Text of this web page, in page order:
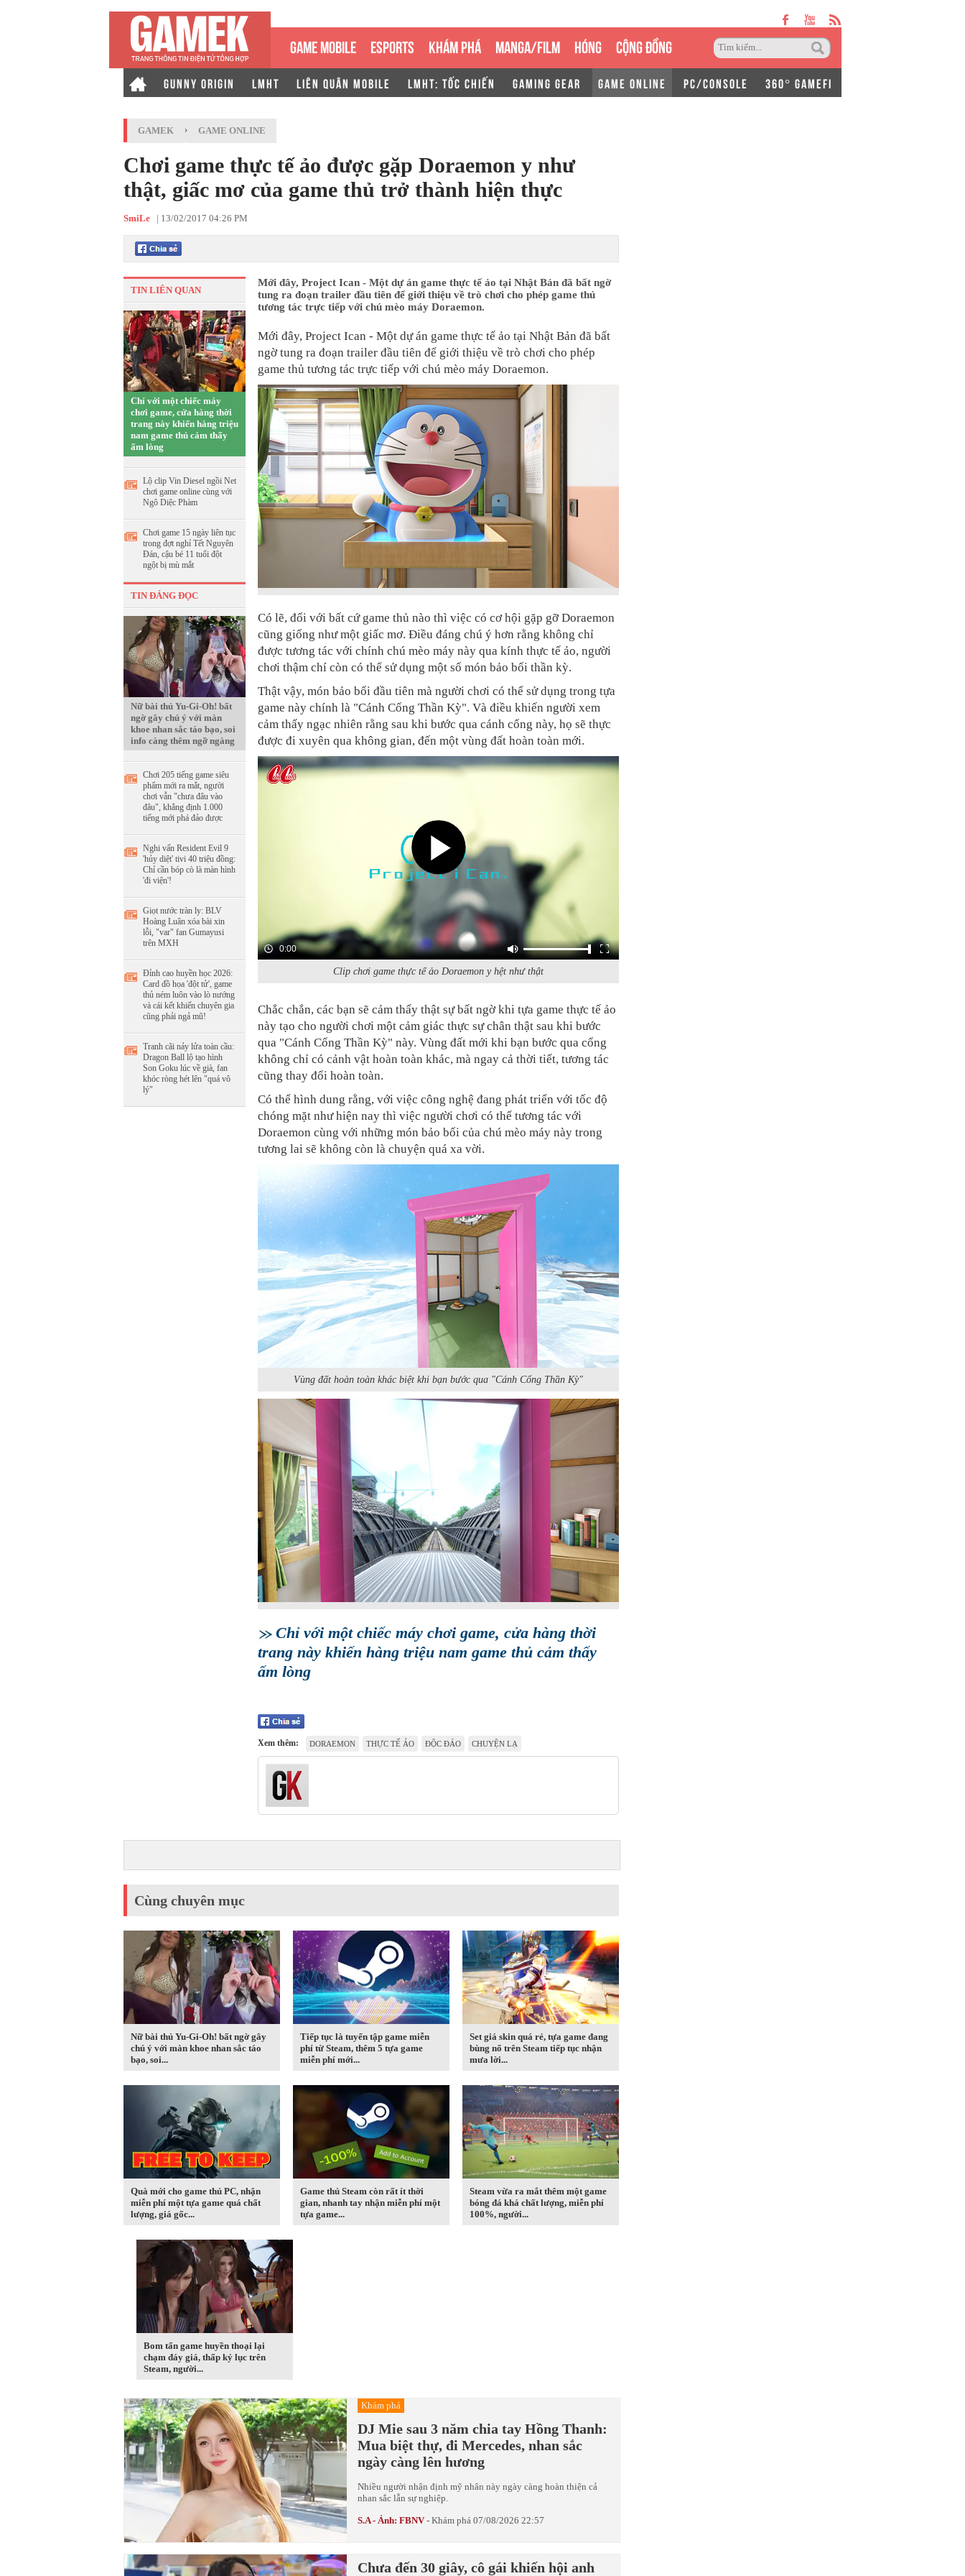
GAME MOBILE ESPORTS KHÁM PHÁ MANGA/FILM HÓNG CỘNG ĐỒNG
GUNNY ORIGIN LMHT LIÊN QUÂN MOBILE LMHT: TỐC CHIẾN GAMING GEAR GAME ONLINE PC/CONSOLE 360° GAMEFI
GAMEK › GAME ONLINE
Chơi game thực tế ảo được gặp Doraemon y như
thật, giấc mơ của game thủ trở thành hiện thực
SmiLe | 13/02/2017 04:26 PM
TIN LIÊN QUAN
Chỉ với một chiếc máy
chơi game, cửa hàng thời
trang này khiến hàng triệu
nam game thủ cảm thấy
ấm lòng
Lộ clip Vin Diesel ngồi Net
chơi game online cùng với
Ngô Diệc Phàm
Chơi game 15 ngày liên tục
trong đợt nghỉ Tết Nguyên
Đán, cậu bé 11 tuổi đột
ngột bị mù mắt
TIN ĐÁNG ĐỌC
Nữ bài thủ Yu-Gi-Oh! bất
ngờ gây chú ý với màn
khoe nhan sắc táo bạo, soi
info càng thêm ngỡ ngàng
Chơi 205 tiếng game siêu
phẩm mới ra mắt, người
chơi vẫn "chưa đâu vào
đâu", khẳng định 1.000
tiếng mới phá đảo được
Nghi vấn Resident Evil 9
'hủy diệt' tivi 40 triệu đồng:
Chỉ cần bóp cò là màn hình
'đi viện'!
Giọt nước tràn ly: BLV
Hoàng Luân xóa bài xin
lỗi, "var" fan Gumayusi
trên MXH
Đỉnh cao huyền học 2026:
Card đồ họa 'đột tử', game
thủ ném luôn vào lò nướng
và cái kết khiến chuyên gia
cũng phải ngả mũ!
Tranh cãi nảy lửa toàn cầu:
Dragon Ball lộ tạo hình
Son Goku lúc về già, fan
khóc ròng hét lên "quá vô
lý"
Mới đây, Project Ican - Một dự án game thực tế ảo tại Nhật Bản đã bất ngờ
tung ra đoạn trailer đầu tiên để giới thiệu về trò chơi cho phép game thủ
tương tác trực tiếp với chú mèo máy Doraemon.
Mới đây, Project Ican - Một dự án game thực tế ảo tại Nhật Bản đã bất
ngờ tung ra đoạn trailer đầu tiên để giới thiệu về trò chơi cho phép
game thủ tương tác trực tiếp với chú mèo máy Doraemon.
Có lẽ, đối với bất cứ game thủ nào thì việc có cơ hội gặp gỡ Doraemon
cũng giống như một giấc mơ. Điều đáng chú ý hơn rằng không chỉ
được tương tác với chính chú mèo máy này qua kính thực tế ảo, người
chơi thậm chí còn có thể sử dụng một số món bảo bối thần kỳ.
Thật vậy, món bảo bối đầu tiên mà người chơi có thể sử dụng trong tựa
game này chính là "Cánh Cổng Thần Kỳ". Và điều khiến người xem
cảm thấy ngạc nhiên rằng sau khi bước qua cánh cổng này, họ sẽ thực
được đi xuyên qua không gian, đến một vùng đất hoàn toàn mới.
0:00
Clip chơi game thực tế ảo Doraemon y hệt như thật
Chắc chắn, các bạn sẽ cảm thấy thật sự bất ngờ khi tựa game thực tế ảo
này tạo cho người chơi một cảm giác thực sự chân thật sau khi bước
qua "Cánh Cổng Thần Kỳ" này. Vùng đất mới khi bạn bước qua cổng
không chỉ có cảnh vật hoàn toàn khác, mà ngay cả thời tiết, tương tác
cũng thay đổi hoàn toàn.
Có thể hình dung rằng, với việc công nghệ đang phát triển với tốc độ
chóng mặt như hiện nay thì việc người chơi có thể tương tác với
Doraemon cùng với những món bảo bối của chú mèo máy này trong
tương lai sẽ không còn là chuyện quá xa vời.
Vùng đất hoàn toàn khác biệt khi bạn bước qua "Cánh Cổng Thần Kỳ"
Chỉ với một chiếc máy chơi game, cửa hàng thời
trang này khiến hàng triệu nam game thủ cảm thấy
ấm lòng
Xem thêm: DORAEMON THỰC TẾ ẢO ĐỘC ĐÁO CHUYỆN LẠ
Cùng chuyên mục
Nữ bài thủ Yu-Gi-Oh! bất ngờ gây
chú ý với màn khoe nhan sắc táo
bạo, soi...
Tiếp tục là tuyển tập game miễn
phí từ Steam, thêm 5 tựa game
miễn phí mới...
Set giá skin quá rẻ, tựa game đang
bùng nổ trên Steam tiếp tục nhận
mưa lời...
Quà mới cho game thủ PC, nhận
miễn phí một tựa game quá chất
lượng, giá gốc...
Game thủ Steam còn rất ít thời
gian, nhanh tay nhận miễn phí một
tựa game...
Steam vừa ra mắt thêm một game
bóng đá khá chất lượng, miễn phí
100%, người...
Bom tấn game huyền thoại lại
chạm đáy giá, thấp kỷ lục trên
Steam, người...
Khám phá
DJ Mie sau 3 năm chia tay Hồng Thanh:
Mua biệt thự, đi Mercedes, nhan sắc
ngày càng lên hương
Nhiều người nhận định mỹ nhân này ngày càng hoàn thiện cả
nhan sắc lẫn sự nghiệp.
S.A - Ảnh: FBNV- Khám phá 07/08/2026 22:57
Chưa đến 30 giây, cô gái khiến hội anh